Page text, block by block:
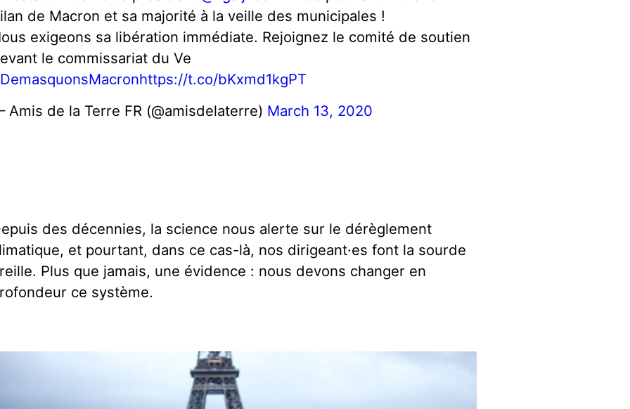
de Macron et sa majorité à la veille des municipales !
exigeons sa libération immédiate. Rejoignez le comité de soutien
le commissariat du Ve
https://t.co/bKxmd1kgPT
Amis de la Terre FR (@amisdelaterre) March 13, 2020
des décennies, la science nous alerte sur le dérèglement
et pourtant, dans ce cas-là, nos dirigeant·es font la sourde
Plus que jamais, une évidence : nous devons changer en
ce système.